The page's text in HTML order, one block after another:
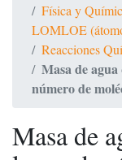
Física y
LOMLOE
Reacciones
Masa de
número de
Masa de